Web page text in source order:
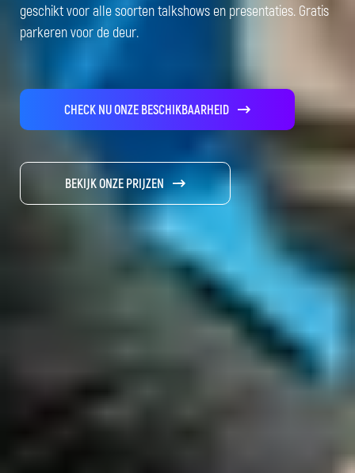
geschikt voor alle soorten talkshows en presentaties. Gratis
parkeren voor de deur.
CHECK NU ONZE BESCHIKBAARHEID
BEKIJK ONZE PRIJZEN